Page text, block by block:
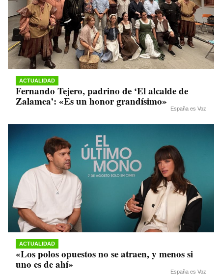
ACTUALIDAD
Fernando Tejero, padrino de ‘El alcalde de
Zalamea’: «Es un honor grandísimo»
España es Voz
ACTUALIDAD
«Los polos opuestos no se atraen, y menos si
uno es de ahí»
España es Voz